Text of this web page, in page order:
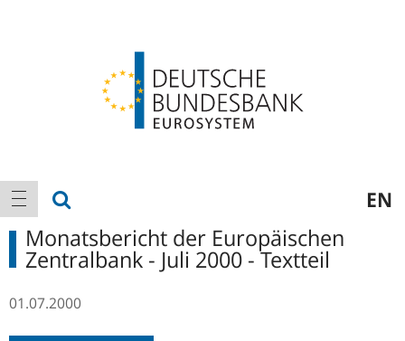
Hauptnavigation
Navigation anzeigen EN
Monatsbericht der Europäischen
Zentralbank - Juli 2000 - Textteil
01.07.2000